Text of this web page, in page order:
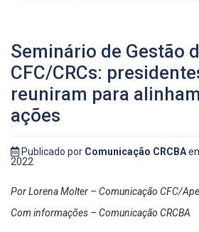
Seminário de Gestão
CFC/CRCs:
reuniram para
ações
Publicado por Comunicação CRCBA
2022
Por Lorena Molter – Comunicação CFC/
Com informações – Comunicação CRCBA